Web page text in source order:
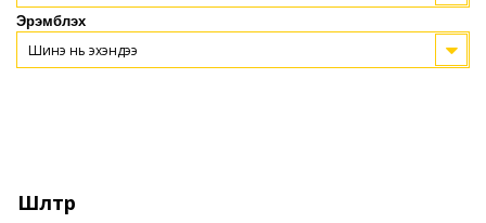
Эрэмблэх
Шинэ нь эхэндээ
Шүүлтүүр